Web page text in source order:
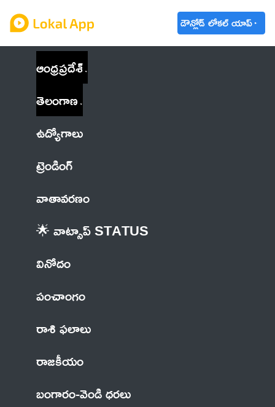
డౌన్లోడ్ లోకల్ యాప్
ఆంధ్రప్రదేశ్
తెలంగాణ
ఉద్యోగాలు
ట్రెండింగ్
వాతావరణం
🌟 వాట్సాప్ STATUS
వినోదం
పంచాంగం
రాశి ఫలాలు
రాజకీయం
బంగారం-వెండి ధరలు